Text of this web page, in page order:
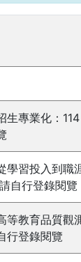
生專業化：
學習投入到職
自行登錄閱覽
等教育品質觀
行登錄閱覽